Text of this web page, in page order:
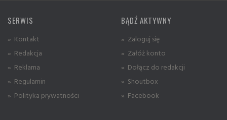
SERWIS
» Kontakt
» Redakcja
» Reklama
» Regulamin
» Polityka prywatności
BĄDŹ AKTYWNY
» Zaloguj się
» Załóż konto
» Dołącz do redakcji
» Shoutbox
» Facebook